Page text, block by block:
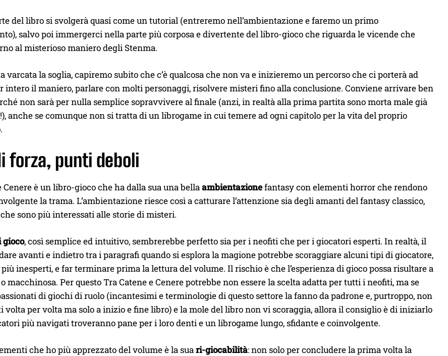
del libro si svolgerà quasi come un tutorial (entreremo nell’ambientazione e faremo un primo
salvo poi immergerci nella parte più corposa e divertente del libro-gioco che riguarda le vicende che
al misterioso maniero degli Stenma.
varcata la soglia, capiremo subito che c’è qualcosa che non va e inizieremo un percorso che ci porterà ad
intero il maniero, parlare con molti personaggi, risolvere misteri fino alla conclusione. Conviene arrivare ben
non sarà per nulla semplice sopravvivere al finale (anzi, in realtà alla prima partita sono morta male già
anche se comunque non si tratta di un librogame in cui temere ad ogni capitolo per la vita del proprio
forza, punti deboli
Cenere è un libro-gioco che ha dalla sua una bellaambientazionefantasy con elementi horror che rendono
la trama. L’ambientazione riesce così a catturare l’attenzione sia degli amanti del fantasy classico,
sono più interessati alle storie di misteri.
gioco, così semplice ed intuitivo, sembrerebbe perfetto sia per i neofiti che per i giocatori esperti. In realtà, il
avanti e indietro tra i paragrafi quando si esplora la magione potrebbe scoraggiare alcuni tipi di giocatore,
inesperti, e far terminare prima la lettura del volume. Il rischio è che l’esperienza di gioco possa risultare a
macchinosa. Per questo Tra Catene e Cenere potrebbe non essere la scelta adatta per tutti i neofiti, ma se
di giochi di ruolo (incantesimi e terminologie di questo settore la fanno da padrone e, purtroppo, non
volta per volta ma solo a inizio e fine libro) e la mole del libro non vi scoraggia, allora il consiglio è di iniziarlo
più navigati troveranno pane per i loro denti e un librogame lungo, sfidante e coinvolgente.
che ho più apprezzato del volume è la suari-giocabilità: non solo per concludere la prima volta la